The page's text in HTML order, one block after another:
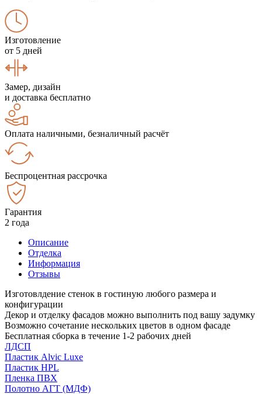
Изготовление
от 5 дней
Замер, дизайн
и доставка бесплатно
Оплата наличными, безналичный расчёт
Беспроцентная рассрочка
Гарантия
2 года
Описание
Отделка
Информация
Отзывы
Изготовлдение стенок в гостиную любого размера и
конфигурации
Декор и отделку фасадов можно выполнить под вашу задумку
Возможно сочетание нескольких цветов в одном фасаде
Бесплатная сборка в течение 1-2 рабочих дней
ЛДСП
Пластик Alvic Luxe
Пластик HPL
Пленка ПВХ
Полотно АГТ (МДФ)